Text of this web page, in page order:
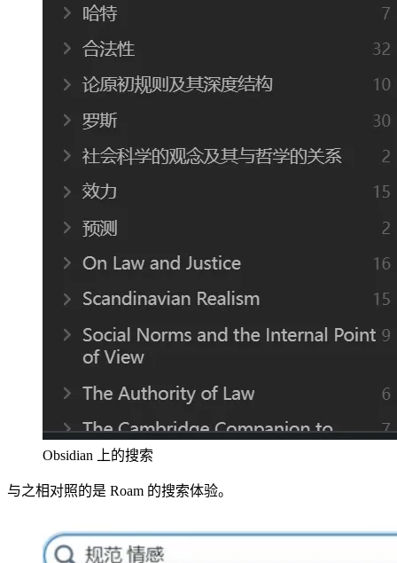
Obsidian 上的搜索
与之相对照的是 Roam 的搜索体验。